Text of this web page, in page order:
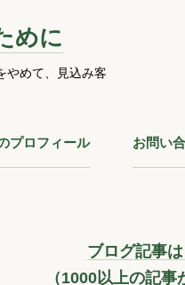
めに
やめて、見込み客
プロフィール お問い
ブログ記事
（1000以上の記事